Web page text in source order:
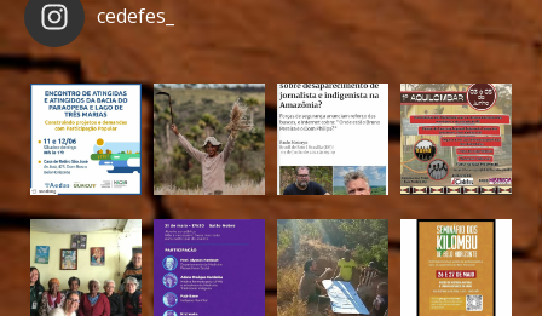
cedefes_